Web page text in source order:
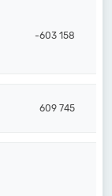
-603 158
609 745